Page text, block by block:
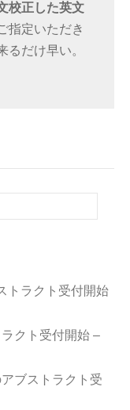
校正した英文
指定いただき
るだけ早い。
トラクト受付開始
クト受付開始 –
ブストラクト受